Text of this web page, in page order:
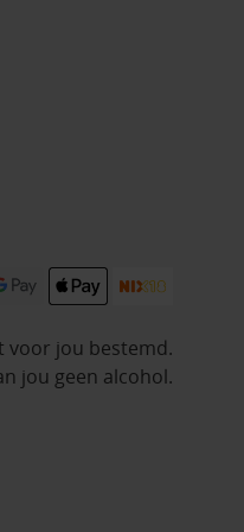
voor jou bestemd.
jou geen alcohol.